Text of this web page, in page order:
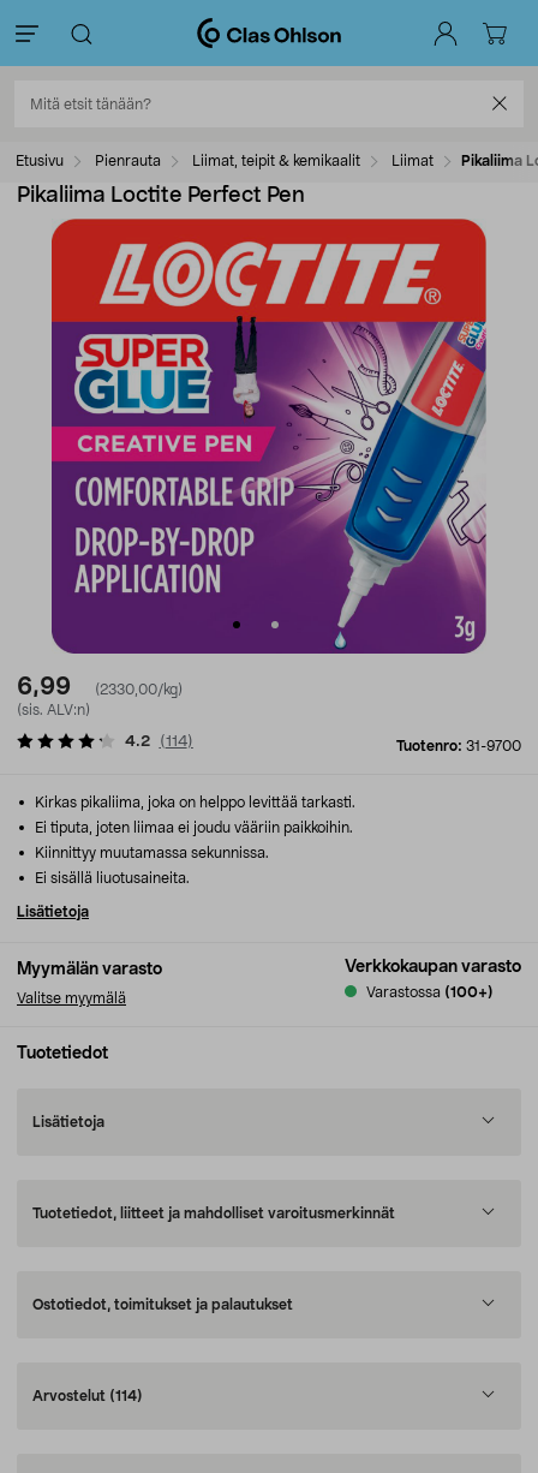
Etusivu Pienrauta Liimat, teipit & kemikaalit Liimat Pikaliima
Pikaliima Loctite Perfect Pen
6,99
(2330,00/kg)
(sis. ALV:n)
Tuotenro: 31-9700
4.2 (114)
Myymälän varasto
Valitse myymälä
Verkkokaupan varasto
Varastossa (100+)
Kirkas pikaliima, joka on helppo levittää tarkasti.
Ei tiputa, joten liimaa ei joudu vääriin paikkoihin.
Kiinnittyy muutamassa sekunnissa.
Ei sisällä liuotusaineita.
Lisätietoja
Tuotetiedot
Lisätietoja
Tuotetiedot, liitteet ja mahdolliset varoitusmerkinnät
Ostotiedot, toimitukset ja palautukset
Arvostelut (114)